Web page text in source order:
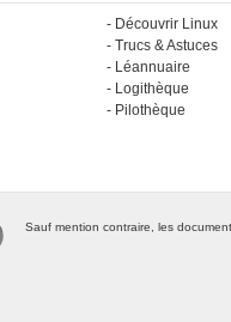
Découvrir Linux
Trucs & Astuces
Léannuaire
Logithèque
Pilothèque
Sauf mention contraire, les